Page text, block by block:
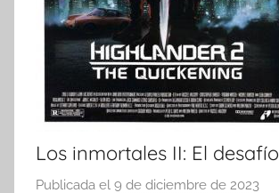
Los inmortales II: El desafío
Publicada el 9 de diciembre de 2023